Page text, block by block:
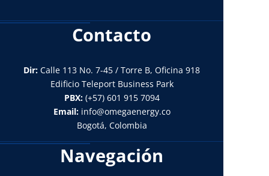
Navegación
Contacto
Dir: Calle 113 No. 7-45 / Torre B, Oficina 918
Edificio Teleport Business Park
PBX:(+57) 601 915 7094
Email:info@omegaenergy.co
Bogotá, Colombia